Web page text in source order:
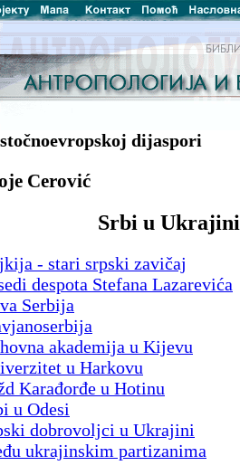
dijaspori
Cerović
Srbi u Ukrajini
- stari srpski zavičaj
despota Stefana Lazarevića
Serbija
akademija u Kijevu
u Harkovu
Karađorđe u Hotinu
u Odesi
dobrovoljci u Ukrajini
ukrajinskim partizanima